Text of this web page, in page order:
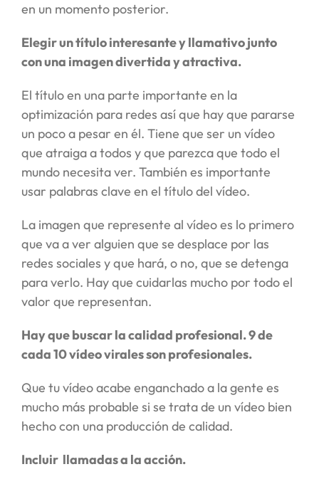
en un momento posterior.
Elegir un título interesante y llamativo junto
con una imagen divertida y atractiva.
El título en una parte importante en la
optimización para redes así que hay que pararse
un poco a pesar en él. Tiene que ser un vídeo
que atraiga a todos y que parezca que todo el
mundo necesita ver. También es importante
usar palabras clave en el título del vídeo.
La imagen que represente al vídeo es lo primero
que va a ver alguien que se desplace por las
redes sociales y que hará, o no, que se detenga
para verlo. Hay que cuidarlas mucho por todo el
valor que representan.
Hay que buscar la calidad profesional. 9 de
cada 10 vídeo virales son profesionales.
Que tu vídeo acabe enganchado a la gente es
mucho más probable si se trata de un vídeo bien
hecho con una producción de calidad.
Incluir llamadas a la acción.